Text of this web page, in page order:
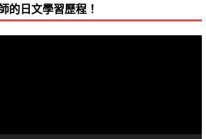
的日文學習歷程！